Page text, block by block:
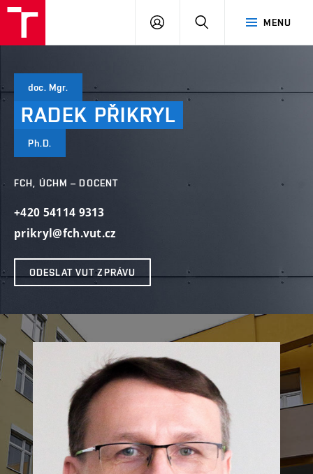
MENU
PŘIHLÁSIT
doc. Mgr.
RADEK PŘIKRYL
Ph.D.
FCH, ÚCHM – DOCENT
+420 54114 9313
prikryl@fch.vut.cz
ODESLAT VUT ZPRÁVU